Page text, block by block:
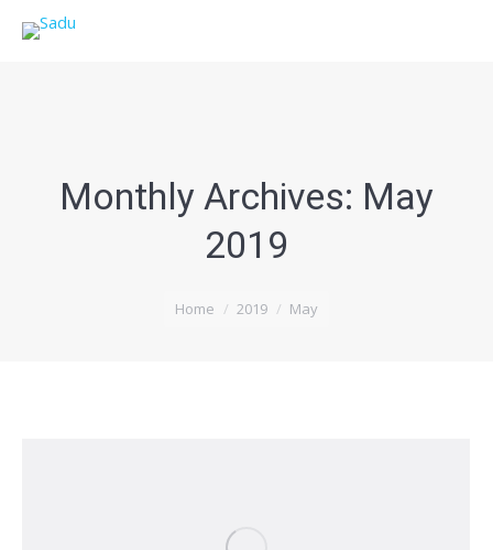
Monthly Archives: May
2019
Home 2019 May